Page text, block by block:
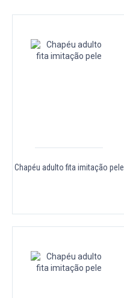
Chapéu adulto fita imitação pele